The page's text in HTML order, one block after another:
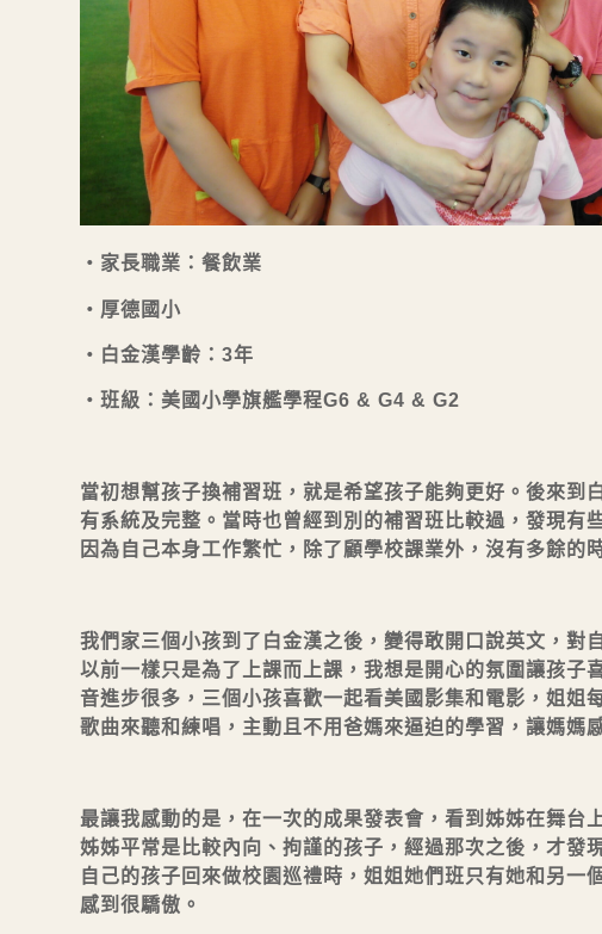
・家長職業：餐飲業
・厚德國小
・白金漢學齡：3年
・班級：美國小學旗艦學程G6 & G4 & G2
當初想幫孩子換補習班，就是希望孩子能夠更好。後來
有系統及完整。當時也曾經到別的補習班比較過，發現有
因為自己本身工作繁忙，除了顧學校課業外，沒有多餘的
我們家三個小孩到了白金漢之後，變得敢開口說英文，對
以前一樣只是為了上課而上課，我想是開心的氛圍讓孩
音進步很多，三個小孩喜歡一起看美國影集和電影，姐
歌曲來聽和練唱，主動且不用爸媽來逼迫的學習，讓媽媽
最讓我感動的是，在一次的成果發表會，看到姊姊在舞
姊姊平常是比較內向、拘謹的孩子，經過那次之後，才發
自己的孩子回來做校園巡禮時，姐姐她們班只有她和另
感到很驕傲。